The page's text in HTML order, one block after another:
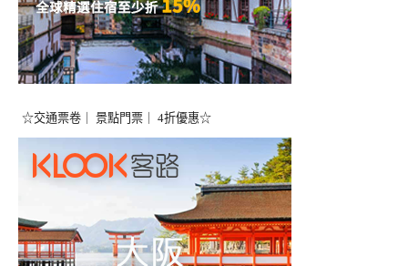
☆交通票卷｜ 景點門票｜ 4折優惠☆